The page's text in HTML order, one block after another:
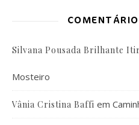
Silvana Pousada Brilhante
Mosteiro
Vânia Cristina Baffi em